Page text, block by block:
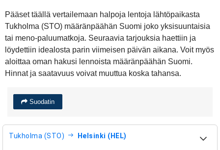
Pääset täällä vertailemaan halpoja lentoja lähtöpaikasta
Tukholma (STO) määränpäähän Suomi joko yksisuuntaisia
tai meno-paluumatkoja. Seuraavia tarjouksia haettiin ja
löydettiin idealosta parin viimeisen päivän aikana. Voit myös
aloittaa oman hakusi lennoista määränpäähän Suomi.
Hinnat ja saatavuus voivat muuttua koska tahansa.
Suodatin
Tukholma (STO) Helsinki (HEL)